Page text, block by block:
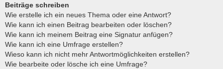
Beiträge schreiben
Wie erstelle ich ein neues Thema oder eine Antwort?
Wie kann ich einen Beitrag bearbeiten oder löschen?
Wie kann ich meinem Beitrag eine Signatur anfügen?
Wie kann ich eine Umfrage erstellen?
Wieso kann ich nicht mehr Antwortmöglichkeiten erstellen?
Wie bearbeite oder lösche ich eine Umfrage?